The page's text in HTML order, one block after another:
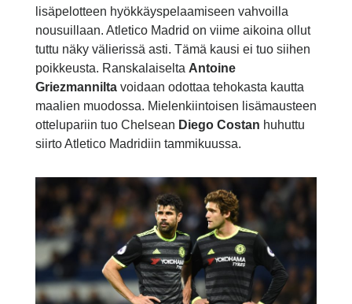
lisäpelotteen hyökkäyspelaamiseen vahvoilla
nousuillaan. Atletico Madrid on viime aikoina ollut
tuttu näky välierissä asti. Tämä kausi ei tuo siihen
poikkeusta. Ranskalaiselta Antoine
Griezmannilta voidaan odottaa tehokasta kautta
maalien muodossa. Mielenkiintoisen lisämausteen
ottelupariin tuo Chelsean Diego Costan huhuttu
siirto Atletico Madridiin tammikuussa.